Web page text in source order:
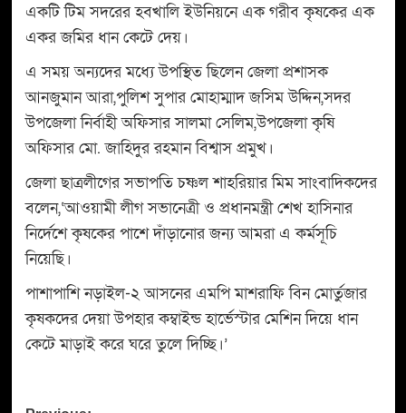
একটি টিম সদরের হবখালি ইউনিয়নে এক গরীব কৃষকের এক
একর জমির ধান কেটে দেয়।
এ সময় অন্যদের মধ্যে উপস্থিত ছিলেন জেলা প্রশাসক
আনজুমান আরা,পুলিশ সুপার মোহাম্মাদ জসিম উদ্দিন,সদর
উপজেলা নির্বাহী অফিসার সালমা সেলিম,উপজেলা কৃষি
অফিসার মো. জাহিদুর রহমান বিশ্বাস প্রমুখ।
জেলা ছাত্রলীগের সভাপতি চষ্ণল শাহরিয়ার মিম সাংবাদিকদের
বলেন,‘আওয়ামী লীগ সভানেত্রী ও প্রধানমন্ত্রী শেখ হাসিনার
নির্দেশে কৃষকের পাশে দাঁড়ানোর জন্য আমরা এ কর্মসূচি
নিয়েছি।
পাশাপাশি নড়াইল-২ আসনের এমপি মাশরাফি বিন মোর্তুজার
কৃষকদের দেয়া উপহার কম্বাইন্ড হার্ভেস্টার মেশিন দিয়ে ধান
কেটে মাড়াই করে ঘরে তুলে দিচ্ছি।’